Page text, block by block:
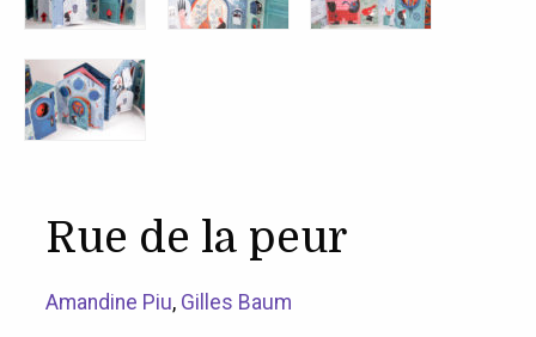
Rue de la peur
Amandine Piu, Gilles Baum